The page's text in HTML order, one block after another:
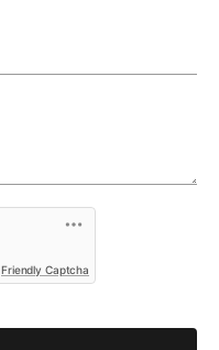
Friendly Captcha